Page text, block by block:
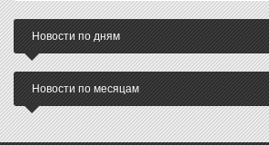
Новости по дням
Новости по месяцам